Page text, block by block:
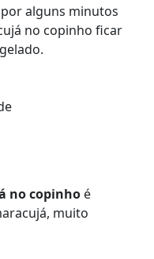
alguns minutos
no copinho ficar
no copinho é
muito